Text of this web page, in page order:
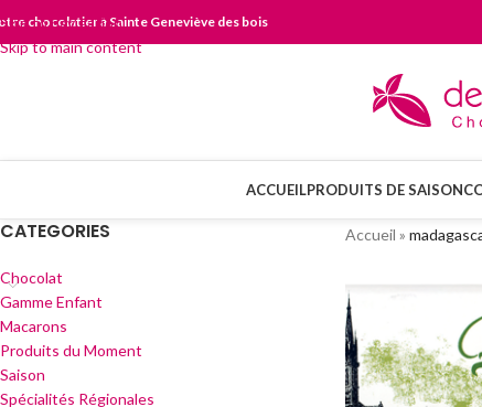
Skip to navigation
Skip to main content
chocolatier à Sainte Geneviève des bois
ACCUEILPRODUITS DE SAISON
CATEGORIES
Chocolat
Gamme Enfant
Macarons
Produits du Moment
Saison
Spécialités Régionales
Accueil »